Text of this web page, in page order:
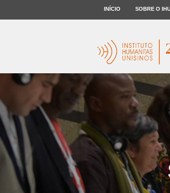
INÍCIO SOBRE O